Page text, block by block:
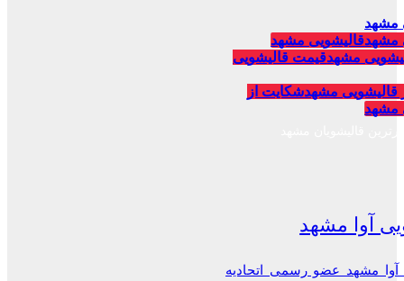
مشهد
مشهدقالیشویی مشهد
مشهدقیمت قالیشویی
قالیشویی مشهدشکایت از
مشهد
آوا مشهد
آوا مشهد عضو رسمی اتحادیه